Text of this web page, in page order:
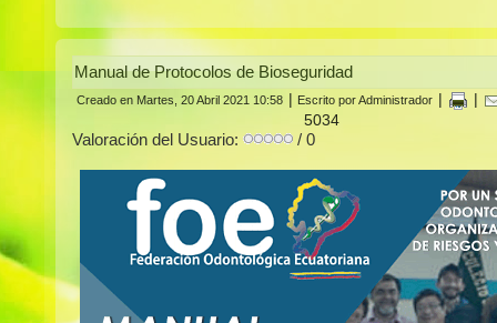
Manual de Protocolos de Bioseguridad
Creado en Martes, 20 Abril 2021 10:58 Escrito por Administrador
5034
Valoración del Usuario: / 0